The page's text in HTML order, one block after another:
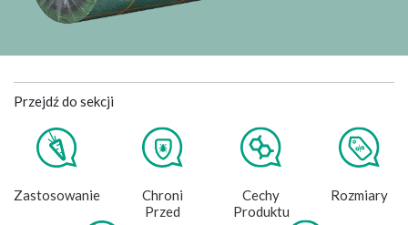
Przejdź do sekcji
Zastosowanie
Chroni
Przed
Cechy
Produktu
Rozmiary